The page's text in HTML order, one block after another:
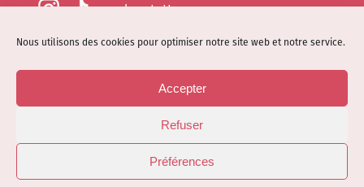
Nous utilisons des cookies pour optimiser notre site web et notre service.
Accepter
Refuser
Préférences
epsylonetattoo
kloelicious_
Mentions légales
Politique de cookies (EU)
© Site web réalisé parDénode- Illustrations par
Kloelicioustattoo tous droits réservés